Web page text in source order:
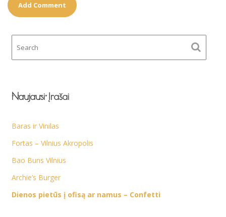
Naujausi Įrašai
Baras ir Vinilas
Fortas – Vilnius Akropolis
Bao Buns Vilnius
Archie’s Burger
Dienos pietūs į ofisą ar namus – Confetti